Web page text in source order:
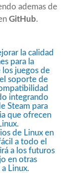
ademas de
GitHub.
la calidad
para la
juegos de
soporte de
integrando
Steam para
que ofrecen
de Linux en
a todo el
a los futuros
en otras
Linux.